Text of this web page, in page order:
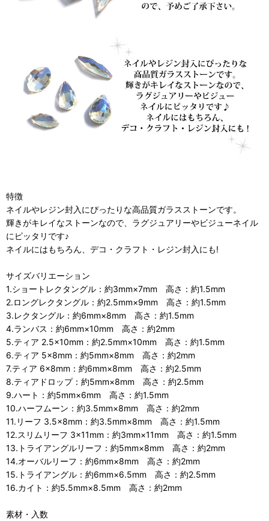
特徴
ネイルやレジン封入にぴったりな高品質ガラスストーンです。
輝きがキレイなストーンなので、ラグジュアリーやビジューネイル
にピッタリです♪
ネイルにはもちろん、デコ・クラフト・レジン封入にも!
サイズバリエーション
1.ショートレクタングル：約3mm×7mm 高さ：約1.5mm
2.ロングレクタングル：約2.5mm×9mm 高さ：約1.5mm
3.レクタングル：約6mm×8mm 高さ：約1.5mm
4.ランバス：約6mm×10mm 高さ：約2mm
5.ティア 2.5×10mm：約2.5mm×10mm 高さ：約1.5mm
6.ティア 5×8mm：約5mm×8mm 高さ：約2mm
7.ティア 6×8mm：約6mm×8mm 高さ：約2.5mm
8.ティアドロップ：約5mm×8mm 高さ：約2.5mm
9.ハート：約5mm×6mm 高さ：約1.5mm
10.ハーフムーン：約3.5mm×8mm 高さ：約2mm
11.リーフ 3.5×8mm：約3.5mm×8mm 高さ：約1.5mm
12.スリムリーフ 3×11mm：約3mm×11mm 高さ：約1.5mm
13.トライアングルリーフ：約5mm×8mm 高さ：約2mm
14.オーバルリーフ：約6mm×8mm 高さ：約2mm
15.トライアングル：約6mm×6.5mm 高さ：約2.5mm
16.カイト：約5.5mm×8.5mm 高さ：約2mm
素材・入数